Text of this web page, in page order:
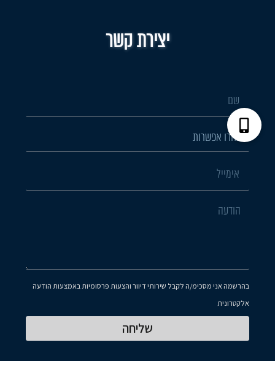
יצירת קשר
בהרשמה אני מסכימ/ה לקבל שירותי דיוור והצעות פרסומיות באמצעות הודעה
אלקטרונית
שליחה